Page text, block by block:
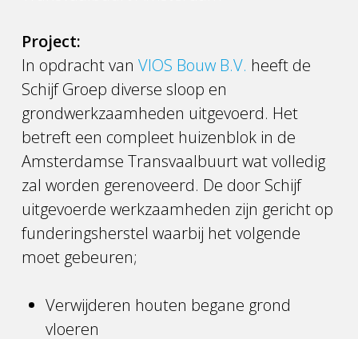
Project:
In opdracht vanVIOS Bouw B.V. heeft de
Schijf Groep diverse sloop en
grondwerkzaamheden uitgevoerd. Het
betreft een compleet huizenblok in de
Amsterdamse Transvaalbuurt wat volledig
zal worden gerenoveerd. De door Schijf
uitgevoerde werkzaamheden zijn gericht op
funderingsherstel waarbij het volgende
moet gebeuren;
Verwijderen houten begane grond
vloeren